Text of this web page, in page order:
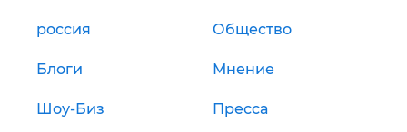
россия Общество
Блоги Мнение
Шоу-Биз Пресса